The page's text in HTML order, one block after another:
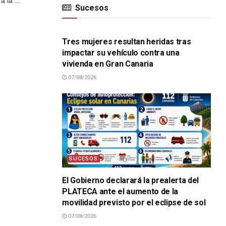
Sucesos
SUCESOS
Tres mujeres resultan heridas tras
impactar su vehículo contra una
vivienda en Gran Canaria
07/08/2026
SUCESOS
El Gobierno declarará la prealerta del
PLATECA ante el aumento de la
movilidad previsto por el eclipse de sol
07/08/2026